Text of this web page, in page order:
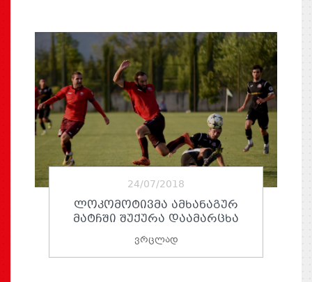
24/07/2018
ᲚᲝᲙᲝᲛᲝᲢᲘᲕᲛᲐ ᲐᲛᲮᲐᲜᲐᲒᲣᲠ
ᲛᲐᲢᲩᲨᲘ ᲨᲣᲥᲣᲠᲐ ᲓᲐᲐᲛᲐᲠᲪᲮᲐ
ვრცლად